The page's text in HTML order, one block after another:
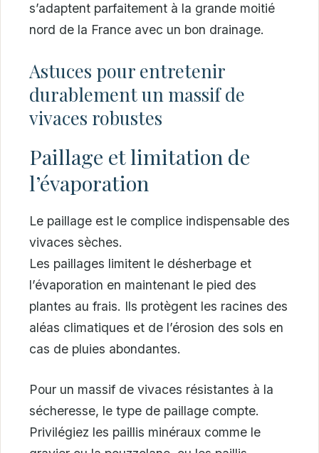
s’adaptent parfaitement à la grande moitié
nord de la France avec un bon drainage.
Astuces pour entretenir
durablement un massif de
vivaces robustes
Paillage et limitation de
l’évaporation
Le paillage est le complice indispensable des
vivaces sèches.
Les paillages limitent le désherbage et
l’évaporation en maintenant le pied des
plantes au frais. Ils protègent les racines des
aléas climatiques et de l’érosion des sols en
cas de pluies abondantes.
Pour un massif de vivaces résistantes à la
sécheresse, le type de paillage compte.
Privilégiez les paillis minéraux comme le